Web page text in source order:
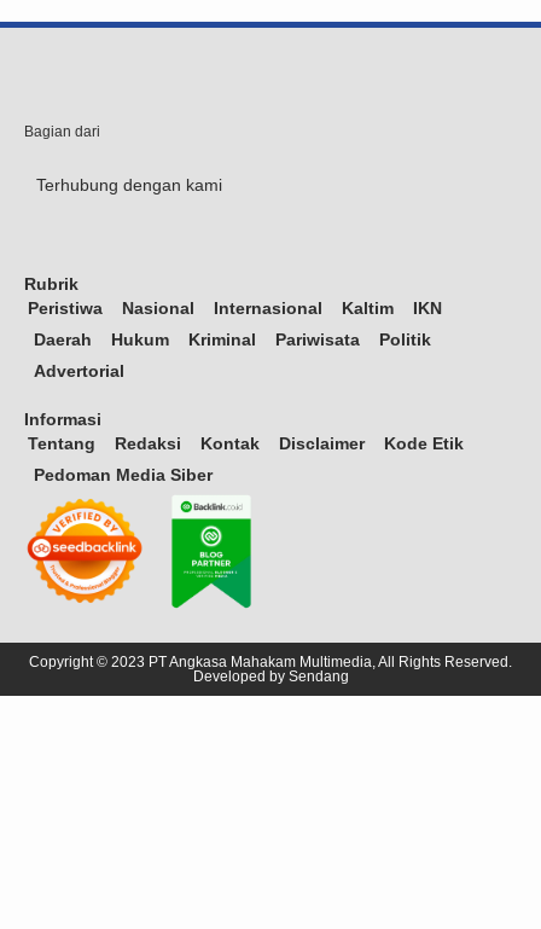
Bagian dari
Terhubung dengan kami
Rubrik
Peristiwa
Nasional Internasional Kaltim
IKN
Daerah
Hukum Kriminal Pariwisata
Politik
Advertorial
Informasi
Tentang
Redaksi Kontak Disclaimer
Kode Etik
Pedoman Media Siber
Copyright © 2023 PT Angkasa Mahakam Multimedia, All Rights Reserved.
Developed by Sendang